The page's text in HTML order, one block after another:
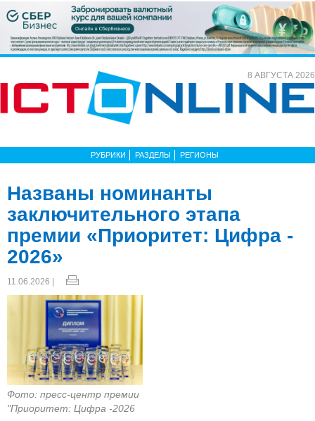
8 АВГУСТА 2026
РУБРИКИ РАЗДЕЛЫ РЕГИОНЫ
Названы номинанты
заключительного этапа
премии «Приоритет: Цифра -
2026»
11.06.2026 |
Фото: пресс-центр премии
"Приоритет: Цифра -2026